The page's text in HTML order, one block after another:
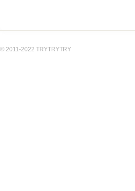
© 2011-2022 TRYTRYTRY